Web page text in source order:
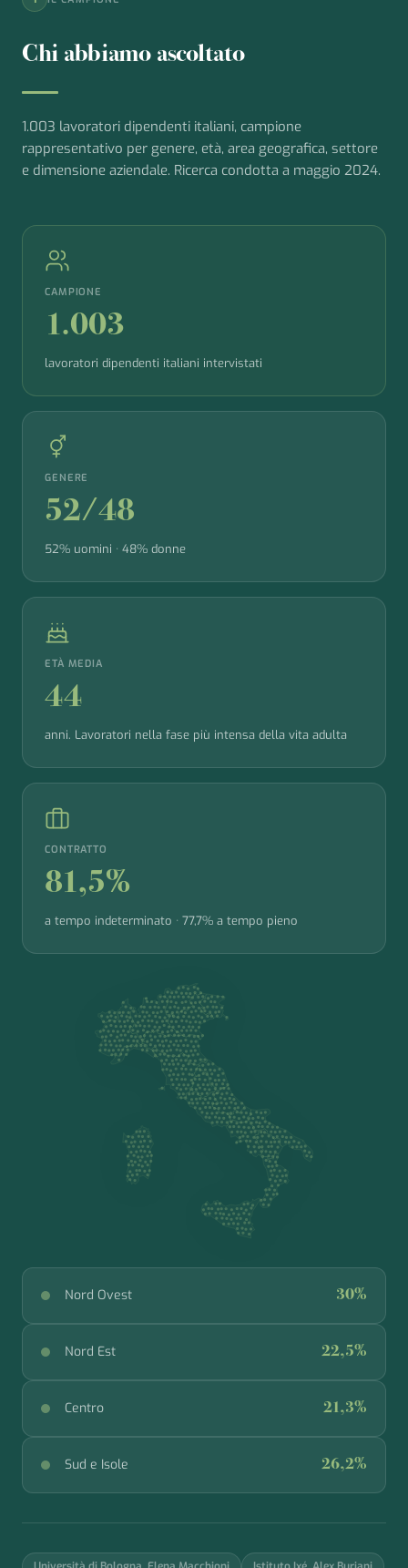
Chi abbiamo ascoltato
1.003 lavoratori dipendenti italiani, campione
rappresentativo per genere, età, area geografica, settore
e dimensione aziendale. Ricerca condotta a maggio 2024.
CAMPIONE
1.003
lavoratori dipendenti italiani intervistati
GENERE
52/48
52% uomini · 48% donne
ETÀ MEDIA
44
anni. Lavoratori nella fase più intensa della vita adulta
CONTRATTO
81,5%
a tempo indeterminato · 77,7% a tempo pieno
Nord Ovest 30%
Nord Est 22,5%
Centro 21,3%
Sud e Isole 26,2%